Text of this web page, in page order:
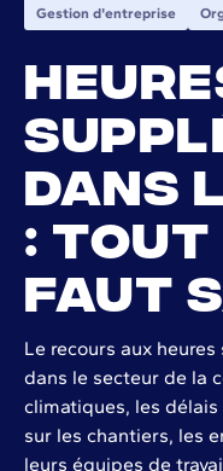
Gestion d'entreprise
dans
: tout
faut
Le recours aux
dans le secteur de la
climatiques, les
sur les chantiers, les
leurs équipes de